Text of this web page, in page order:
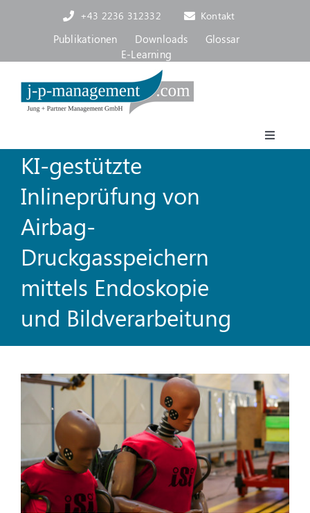
+43 2236 312332 Kontakt
Publikationen Downloads
Glossar
E-Learning
Toggle
Akademie
Consulting, Coaching
Über uns
Suche
KI-gestützte
Inlineprüfung von
Airbag-
Druckgasspeichern
mittels Endoskopie
und Bildverarbeitung